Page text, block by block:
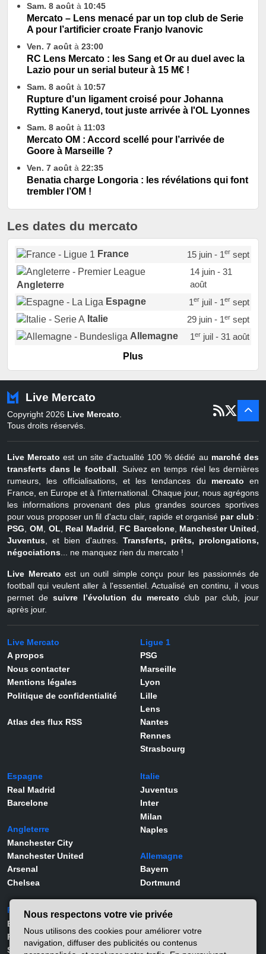
Sam. 8 août à 10:45
Mercato – Lens menacé par un top club de Serie
A pour l’artificier croate Franjo Ivanovic
Ven. 7 août à 23:00
RC Lens Mercato : les Sang et Or au duel avec la
Lazio pour un serial buteur à 15 M€ !
Sam. 8 août à 10:57
Rupture d'un ligament croisé pour Johanna
Rytting Kaneryd, tout juste arrivée à l'OL Lyonnes
Sam. 8 août à 11:03
Mercato OM : Accord scellé pour l’arrivée de
Goore à Marseille ?
Ven. 7 août à 22:35
Benatia charge Longoria : les révélations qui font
trembler l’OM !
Les dates du mercato
France 15 juin - 1ersept
Angleterre
14 juin - 31
août
Espagne
1erjuil - 1ersept
Italie
29 juin - 1ersept
Allemagne
1erjuil - 31 août
Portugal
Pays-Bas
22 juin - 2 sept
Belgique
juil - 31
Plus
Live Mercato
Copyright 2026 Live Mercato
Tous droits réservés.
Live Mercato est un site d'actualité 100 % dédié au marché des
transferts dans le football . Suivez en temps réel les dernières
rumeurs, les officialisations, et les tendances du mercato en
France, en Europe et à l'international. Chaque jour, nous agrégons
les informations provenant des plus grandes sources sportives
pour vous proposer un fil d'actu clair, rapide et organisé par club :
PSG
OM OL Real Madrid FC Barcelone, Manchester United
Juventus , et bien d'autres. Transferts, prêts, prolongations,
négociations ... ne manquez rien du mercato !
Live Mercato est un outil simple conçu pour les passionnés de
football qui veulent aller à l'essentiel. Actualisé en continu, il vous
permet desuivre l’évolution du mercato club par club, jour
après jour.
Live Mercato
A propos
Nous contacter
Mentions légales
Politique de confidentialité
Atlas des flux RSS
Ligue 1
PSG
Marseille
Lyon
Lille
Lens
Nantes
Rennes
Strasbourg
Espagne
Real Madrid
Barcelone
Angleterre
Manchester City
Manchester United
Arsenal
Chelsea
Italie
Juventus
Inter
Milan
Naples
Allemagne
Bayern
Dortmund
Portugal
Benfica
Porto
Sporting
Joueurs
Lamine Yamal
Rodrygo
Nous respectons votre vie privée
Nous utilisons des cookies pour améliorer votre
navigation, diffuser des publicités ou contenus